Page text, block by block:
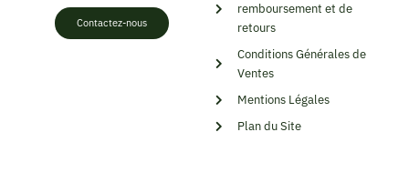
Contactez-nous
remboursement et de
retours
Conditions Générales de
Ventes
Mentions Légales
Plan du Site